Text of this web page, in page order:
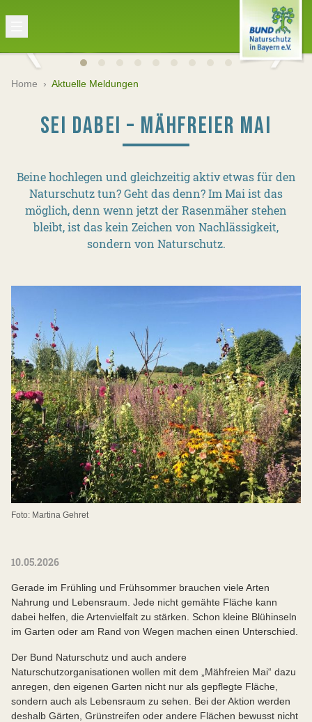
Home › Aktuelle Meldungen
SEI DABEI – MÄHFREIER MAI
Beine hochlegen und gleichzeitig aktiv etwas für den
Naturschutz tun? Geht das denn? Im Mai ist das
möglich, denn wenn jetzt der Rasenmäher stehen
bleibt, ist das kein Zeichen von Nachlässigkeit,
sondern von Naturschutz.
Foto: Martina Gehret
10.05.2026
Gerade im Frühling und Frühsommer brauchen viele Arten
Nahrung und Lebensraum. Jede nicht gemähte Fläche kann
dabei helfen, die Artenvielfalt zu stärken. Schon kleine Blühinseln
im Garten oder am Rand von Wegen machen einen Unterschied.
Der Bund Naturschutz und auch andere
Naturschutzorganisationen wollen mit dem „Mähfreien Mai“ dazu
anregen, den eigenen Garten nicht nur als gepflegte Fläche,
sondern auch als Lebensraum zu sehen. Bei der Aktion werden
deshalb Gärten, Grünstreifen oder andere Flächen bewusst nicht